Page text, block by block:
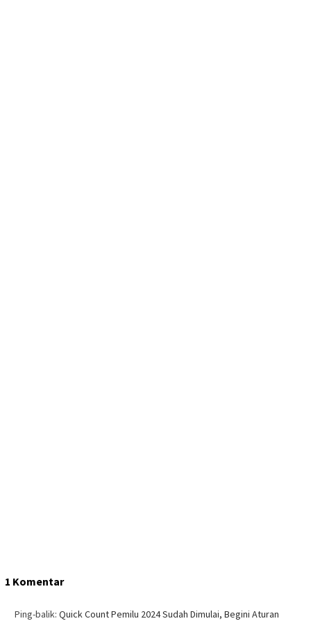
1 Komentar
Ping-balik: Quick Count Pemilu 2024 Sudah Dimulai, Begini Aturan